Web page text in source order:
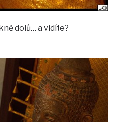
dolů… a vidíte?